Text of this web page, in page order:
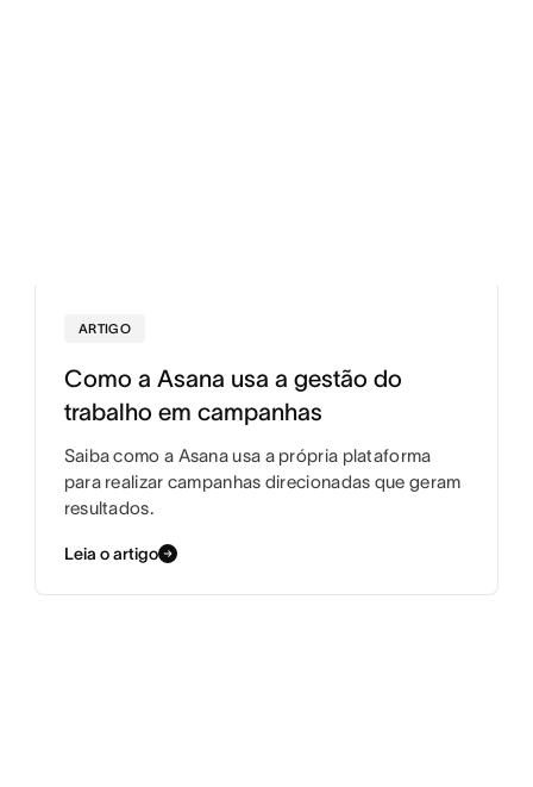
ARTIGO
Como a Asana usa a gestão do
trabalho em campanhas
Saiba como a Asana usa a própria plataforma
para realizar campanhas direcionadas que geram
resultados.
Leia o artigo